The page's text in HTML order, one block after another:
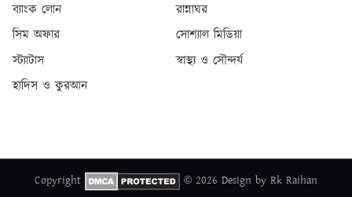
ব্যাংক লোন
রান্নাঘর
সিম অফার
সোশ্যাল মিডিয়া
স্ট্যাটাস
স্বাস্থ্য ও সৌন্দর্য
হাদিস ও কুরআন
Copyright © 2026 Design by Rk Raihan